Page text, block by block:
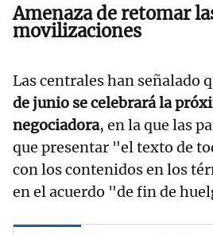
Amenaza de retomar
movilizaciones
Las centrales han señalado
de junio se celebrará la
negociadora, en la que las
que presentar "el texto de
con los contenidos en los
en el acuerdo "de fin de